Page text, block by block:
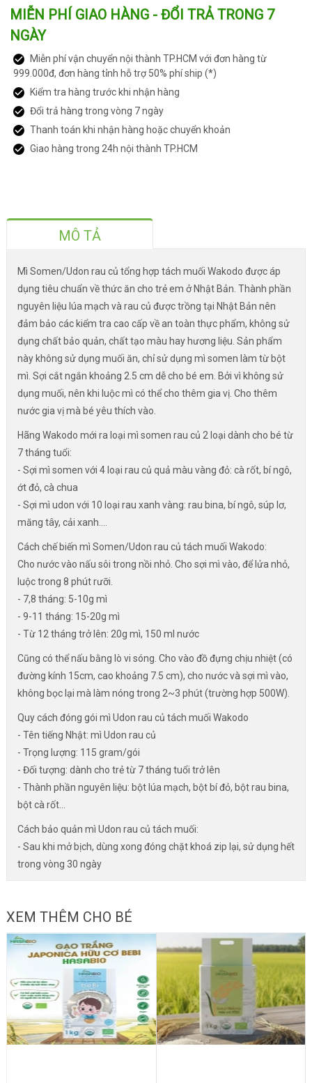
MIỄN PHÍ GIAO HÀNG - ĐỔI TRẢ TRONG 7
NGÀY
Miễn phí vận chuyển nội thành TP.HCM với đơn hàng từ
999.000đ, đơn hàng tỉnh hỗ trợ 50% phí ship (*)
Kiểm tra hàng trước khi nhận hàng
Đổi trả hàng trong vòng 7 ngày
Thanh toán khi nhận hàng hoặc chuyển khoản
Giao hàng trong 24h nội thành TP.HCM
MÔ TẢ
Mì Somen/Udon rau củ tổng hợp tách muối Wakodo được áp
dụng tiêu chuẩn về thức ăn cho trẻ em ở Nhật Bản. Thành phần
nguyên liệu lúa mạch và rau củ được trồng tại Nhật Bản nên
đảm bảo các kiểm tra cao cấp về an toàn thực phẩm, không sử
dụng chất bảo quản, chất tạo màu hay hương liệu. Sản phẩm
này không sử dụng muối ăn, chỉ sử dụng mì somen làm từ bột
mì. Sợi cắt ngắn khoảng 2.5 cm dễ cho bé em. Bởi vì không sử
dụng muối, nên khi luộc mì có thể cho thêm gia vị. Cho thêm
nước gia vị mà bé yêu thích vào.
Hãng Wakodo mới ra loại mì somen rau củ 2 loại dành cho bé từ
7 tháng tuổi:
- Sợi mì somen với 4 loại rau củ quả màu vàng đỏ: cà rốt, bí ngô,
ớt đỏ, cà chua
- Sợi mì udon với 10 loại rau xanh vàng: rau bina, bí ngô, súp lơ,
măng tây, cải xanh....
Cách chế biến mì Somen/Udon rau củ tách muối Wakodo:
Cho nước vào nấu sôi trong nồi nhỏ. Cho sợi mì vào, để lửa nhỏ,
luộc trong 8 phút rưỡi.
- 7,8 tháng: 5-10g mì
- 9-11 tháng: 15-20g mì
- Từ 12 tháng trở lên: 20g mì, 150 ml nước
Cũng có thể nấu bằng lò vi sóng. Cho vào đồ đựng chịu nhiệt (có
đường kính 15cm, cao khoảng 7.5 cm), cho nước và sợi mì vào,
không bọc lại mà làm nóng trong 2~3 phút (trường hợp 500W).
Quy cách đóng gói mì Udon rau củ tách muối Wakodo
- Tên tiếng Nhật: mì Udon rau củ
- Trọng lượng: 115 gram/gói
- Đối tượng: dành cho trẻ từ 7 tháng tuổi trở lên
- Thành phần nguyên liệu: bột lúa mạch, bột bí đỏ, bột rau bina,
bột cà rốt...
Cách bảo quản mì Udon rau củ tách muối:
- Sau khi mở bịch, dùng xong đóng chặt khoá zip lại, sử dụng hết
trong vòng 30 ngày
XEM THÊM CHO BÉ